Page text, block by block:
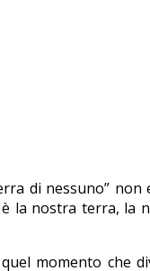
di nessuno” non
la nostra terra, la
momento che